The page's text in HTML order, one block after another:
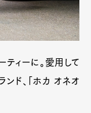
ティーに。愛用して
ド、「ホカ オネオ